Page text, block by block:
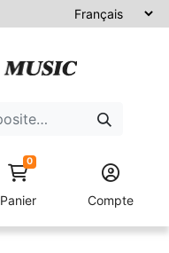
0
Panier Compte